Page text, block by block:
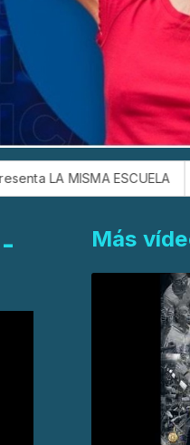
MISMA ESCUELA LO
Más